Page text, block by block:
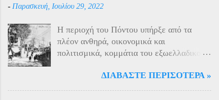
- Παρασκευή, Ιουλίου 29, 2022
Η περιοχή του Πόντου υπήρξε από τα
πλέον ανθηρά, οικονομικά και
πολιτισμικά, κομμάτια του εξωελλαδικού
40% του πληθυσμού της περιοχής και μαζί
ΔΙΑΒΆΣΤΕ ΠΕΡΙΣΌΤΕΡΑ »